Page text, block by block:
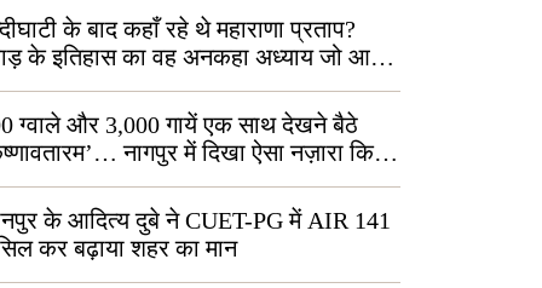
के बाद कहाँ रहे थे महाराणा प्रताप?
के इतिहास का वह अनकहा अध्याय जो आज
में जीवित है
ग्वाले और 3,000 गायें एक साथ देखने बैठे
नागपुर में दिखा ऐसा नज़ारा कि
बोले, “ऐसा तो सिर्फ़ कृष्ण ही कर सकते हैं”
के आदित्य दुबे ने CUET-PG में AIR 141
कर बढ़ाया शहर का मान